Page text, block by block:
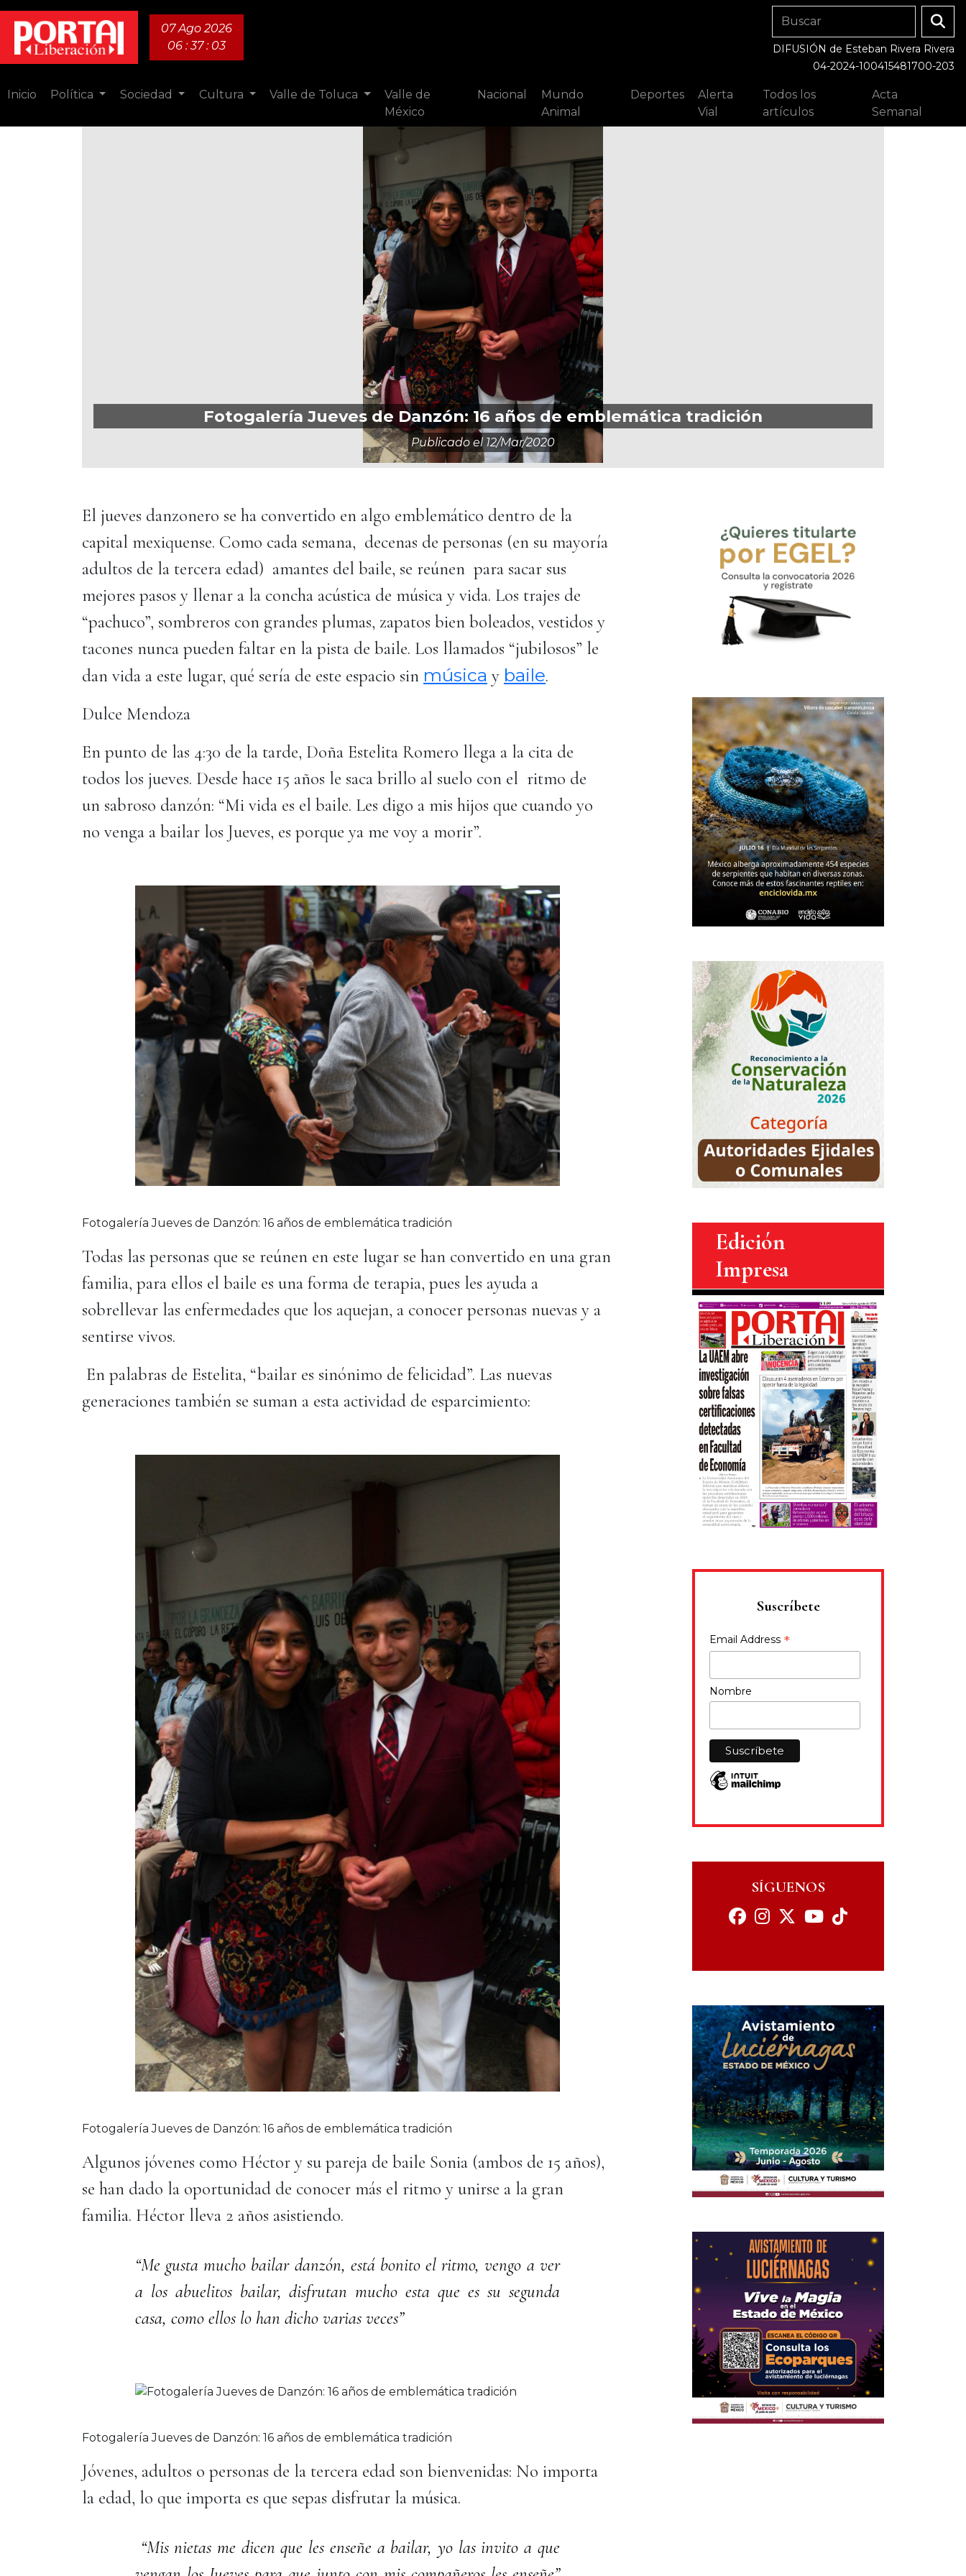
07 Ago 2026
06 : 37 : 05
DIFUSIÓN de Esteban Rivera Rivera
04-2024-100415481700-203
Inicio Política Sociedad Cultura Valle de Toluca
Valle de
México
Nacional
Mundo
Animal
Deportes
Alerta
Vial
Todos los
artículos
Acta
Semanal
Fotogalería Jueves de Danzón: 16 años de emblemática tradición
Publicado el 12/mar/2020
El jueves danzonero se ha convertido en algo emblemático dentro de la
capital mexiquense. Como cada semana, decenas de personas (en su mayoría
adultos de la tercera edad) amantes del baile, se reúnen para sacar sus
mejores pasos y llenar a la concha acústica de música y vida. Los trajes de
“pachuco”, sombreros con grandes plumas, zapatos bien boleados, vestidos y
tacones nunca pueden faltar en la pista de baile. Los llamados “jubilosos” le
dan vida a este lugar, qué sería de este espacio sin música y baile.
Dulce Mendoza
En punto de las 4:30 de la tarde, Doña Estelita Romero llega a la cita de
todos los jueves. Desde hace 15 años le saca brillo al suelo con el ritmo de
un sabroso danzón: “Mi vida es el baile. Les digo a mis hijos que cuando yo
no venga a bailar los Jueves, es porque ya me voy a morir”.
Fotogalería Jueves de Danzón: 16 años de emblemática tradición
Todas las personas que se reúnen en este lugar se han convertido en una gran
familia, para ellos el baile es una forma de terapia, pues les ayuda a
sobrellevar las enfermedades que los aquejan, a conocer personas nuevas y a
sentirse vivos.
En palabras de Estelita, “bailar es sinónimo de felicidad”. Las nuevas
generaciones también se suman a esta actividad de esparcimiento:
Fotogalería Jueves de Danzón: 16 años de emblemática tradición
Algunos jóvenes como Héctor y su pareja de baile Sonia (ambos de 15 años),
se han dado la oportunidad de conocer más el ritmo y unirse a la gran
familia. Héctor lleva 2 años asistiendo.
“Me gusta mucho bailar danzón, está bonito el ritmo, vengo a ver
a los abuelitos bailar, disfrutan mucho esta que es su segunda
casa, como ellos lo han dicho varias veces”
Fotogalería Jueves de Danzón: 16 años de emblemática tradición
Jóvenes, adultos o personas de la tercera edad son bienvenidas: No importa
la edad, lo que importa es que sepas disfrutar la música.
“Mis nietas me dicen que les enseñe a bailar, yo las invito a que
Edición
Impresa
Suscríbete
Email Address *
Nombre
SÍGUENOS